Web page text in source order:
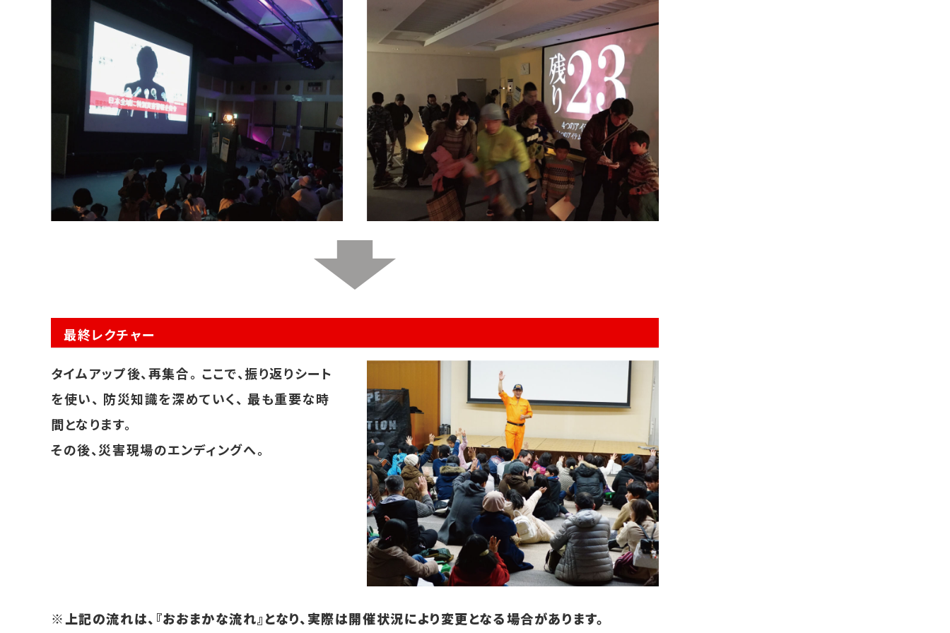
最終レクチャー
タイムアップ後、再集合。 ここで、振り返りシート
を使い、 防災知識を深めていく、 最も重要な時
間となります。
その後、災害現場のエンディングへ。
※上記の流れは、『おおまかな流れ』となり、実際は開催状況により変更となる場合があります。